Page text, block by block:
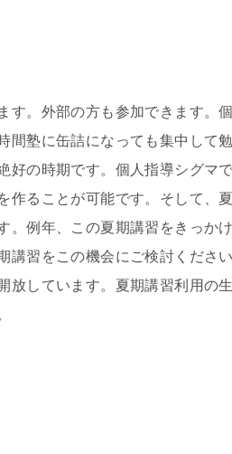
す。外部の方も参加できます。
間塾に缶詰になっても集中して
好の時期です。個人指導シグマ
作ることが可能です。そして、
。例年、この夏期講習をきっか
講習をこの機会にご検討くださ
放しています。夏期講習利用の